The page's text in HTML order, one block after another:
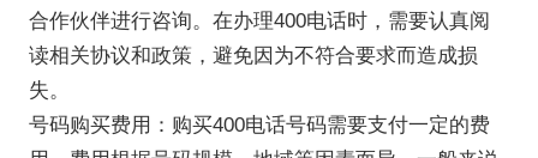
合作伙伴进行咨询。在办理400电话时，需要认真阅
读相关协议和政策，避免因为不符合要求而造成损
失。
号码购买费用：购买400电话号码需要支付一定的费